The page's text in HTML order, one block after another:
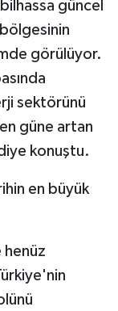
güncel
bölgesinin
görülüyor.
sektörünü
güne artan
konuştu.
en büyük
henüz